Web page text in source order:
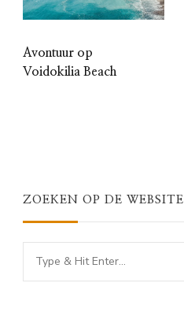
Avontuur op
Voidokilia Beach
ZOEKEN OP DE WEBSITE
Looking
for